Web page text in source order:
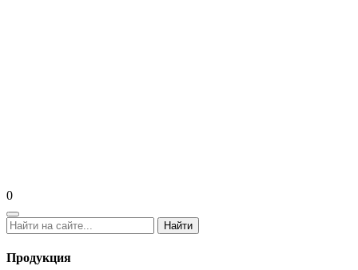
0
Найти
Продукция